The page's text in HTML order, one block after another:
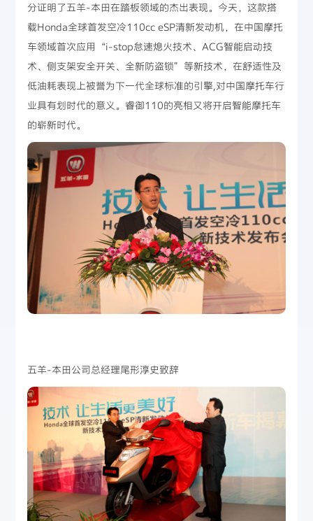
分证明了五羊-本田在踏板领域的杰出表现。今天，这款搭
载Honda全球首发空冷110cc eSP清新发动机，在中国摩托
车领域首次应用“i-stop怠速熄火技术、ACG智能启动技
术、侧支架安全开关、全新防盗锁”等新技术，在舒适性及
低油耗表现上被誉为下一代全球标准的引擎,对中国摩托车行
业具有划时代的意义。睿御110的亮相又将开启智能摩托车
的崭新时代。
五羊-本田公司总经理尾形淳史致辞